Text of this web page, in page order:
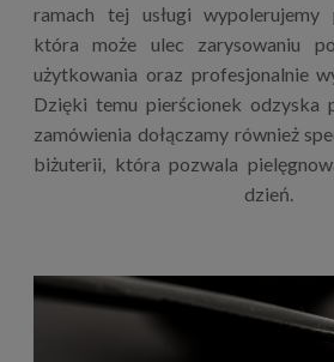
ramach tej usługi wypolerujemy
która może ulec zarysowaniu
użytkowania oraz profesjonalnie
Dzięki temu pierścionek odzyska
zamówienia dołączamy również
biżuterii, która pozwala
dzień.